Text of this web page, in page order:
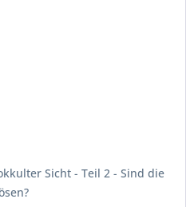
Sicht - Teil 2 - Sind die